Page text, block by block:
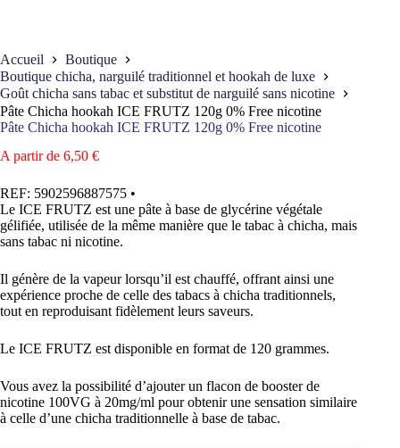
Accueil
Boutique
Boutique chicha, narguilé traditionnel et hookah de luxe
Goût chicha sans tabac et substitut de narguilé sans nicotine
Pâte Chicha hookah ICE FRUTZ 120g 0% Free nicotine
Pâte Chicha hookah ICE FRUTZ 120g 0% Free nicotine
A partir de 6,50 €
REF: 5902596887575 •
Le ICE FRUTZ est une pâte à base de glycérine végétale
gélifiée, utilisée de la même manière que le tabac à chicha, mais
sans tabac ni nicotine.
Il génère de la vapeur lorsqu’il est chauffé, offrant ainsi une
expérience proche de celle des tabacs à chicha traditionnels,
tout en reproduisant fidèlement leurs saveurs.
Le ICE FRUTZ est disponible en format de 120 grammes.
Vous avez la possibilité d’ajouter un flacon de booster de
nicotine 100VG à 20mg/ml pour obtenir une sensation similaire
à celle d’une chicha traditionnelle à base de tabac.